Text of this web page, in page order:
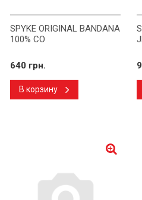
SPYKE ORIGINAL BANDANA
100% CO
640 грн.
В корзину